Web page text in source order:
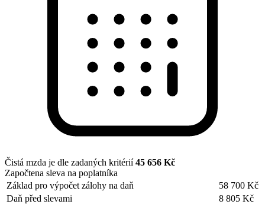
Čistá mzda je dle zadaných kritérií45 656 Kč
Započtena sleva na poplatníka
Základ pro výpočet zálohy na daň
58 700 Kč
Daň před slevami
8 805 Kč